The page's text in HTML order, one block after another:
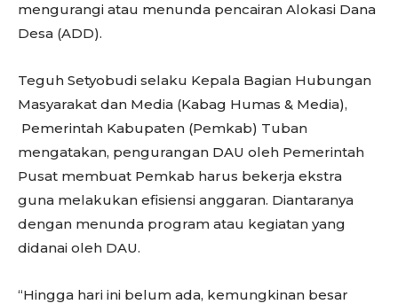
mengurangi atau menunda pencairan Alokasi Dana
Desa (ADD).
Teguh Setyobudi selaku Kepala Bagian Hubungan
Masyarakat dan Media (Kabag Humas & Media),
Pemerintah Kabupaten (Pemkab) Tuban
mengatakan, pengurangan DAU oleh Pemerintah
Pusat membuat Pemkab harus bekerja ekstra
guna melakukan efisiensi anggaran. Diantaranya
dengan menunda program atau kegiatan yang
didanai oleh DAU.
“Hingga hari ini belum ada, kemungkinan besar